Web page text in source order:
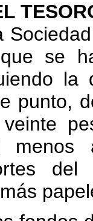
se
punto,
menos